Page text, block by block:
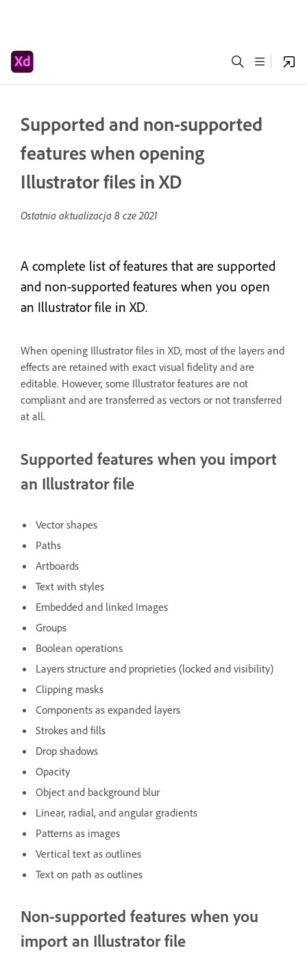
Supported and non-supported
features when opening
Illustrator files in XD
Ostatnia aktualizacja 8 cze 2021
A complete list of features that are supported
and non-supported features when you open
an Illustrator file in XD.
When opening Illustrator files in XD, most of the layers and
effects are retained with exact visual fidelity and are
editable. However, some Illustrator features are not
compliant and are transferred as vectors or not transferred
at all.
Supported features when you import
an Illustrator file
Vector shapes
Paths
Artboards
Text with styles
Embedded and linked Images
Groups
Boolean operations
Layers structure and proprieties (locked and visibility)
Clipping masks
Components as expanded layers
Strokes and fills
Drop shadows
Opacity
Object and background blur
Linear, radial, and angular gradients
Patterns as images
Vertical text as outlines
Text on path as outlines
Non-supported features when you
import an Illustrator file